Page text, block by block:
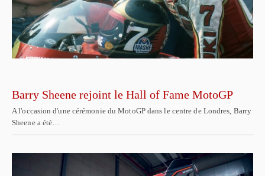
Barry Sheene rejoint le Hall of Fame MotoGP
A l'occasion d'une cérémonie du MotoGP dans le centre de Londres, Barry
Sheene a été…